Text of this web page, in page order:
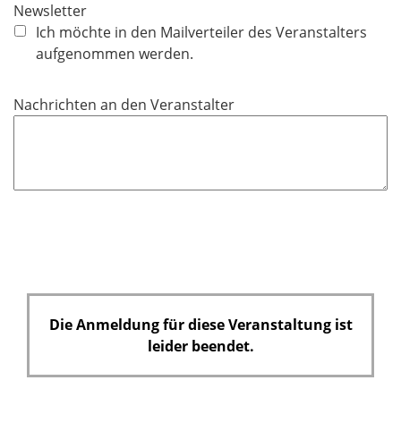
h
l
Newsletter
Ich möchte in den Mailverteiler des Veranstalters
aufgenommen werden.
Nachrichten an den Veranstalter
Die Anmeldung für diese Veranstaltung ist
leider beendet.